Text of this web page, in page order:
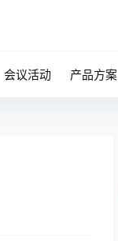
会议活动 产品方案